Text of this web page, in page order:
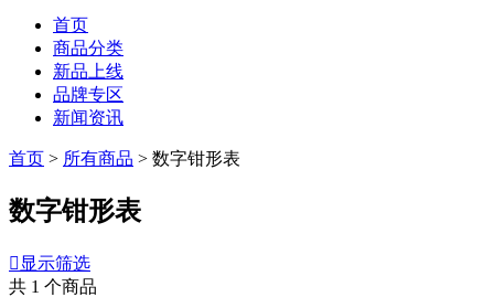
首页
商品分类
新品上线
品牌专区
新闻资讯
首页 > 所有商品 > 数字钳形表
数字钳形表
 显示筛选
共 1 个商品